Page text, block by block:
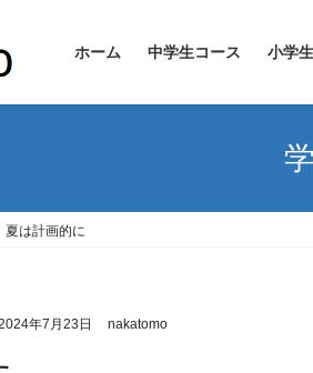
ホーム 中学生コース 小学
夏は計画的に
年7月23日 nakatomo